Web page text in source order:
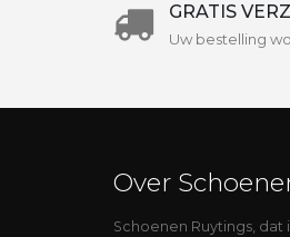
GRATIS
Uw bestelling
Over
Schoenen Ruytings,